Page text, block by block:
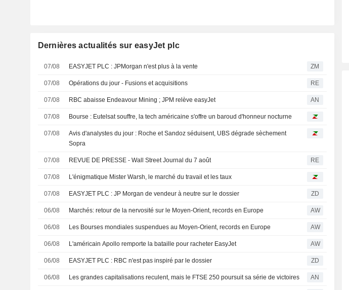
Dernières actualités sur easyJet plc
07/08 EASYJET PLC : JPMorgan n'est plus à la vente ZM
07/08 Opérations du jour - Fusions et acquisitions RE
07/08 RBC abaisse Endeavour Mining ; JPM relève easyJet AN
07/08 Bourse : Eutelsat souffre, la tech américaine s'offre un baroud d'honneur nocturne
07/08
Avis d'analystes du jour : Roche et Sandoz séduisent, UBS dégrade sèchement
Sopra
07/08 REVUE DE PRESSE - Wall Street Journal du 7 août RE
07/08 L'énigmatique Mister Warsh, le marché du travail et les taux
07/08 EASYJET PLC : JP Morgan de vendeur à neutre sur le dossier ZD
06/08 Marchés: retour de la nervosité sur le Moyen-Orient, records en Europe AW
06/08 Les Bourses mondiales suspendues au Moyen-Orient, records en Europe AW
06/08 L'américain Apollo remporte la bataille pour racheter EasyJet AW
06/08 EASYJET PLC : RBC n'est pas inspiré par le dossier ZD
06/08 Les grandes capitalisations reculent, mais le FTSE 250 poursuit sa série de victoires AN